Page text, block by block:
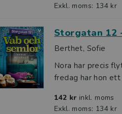
Exkl. moms: 134 kr
Storgatan 12
Berthet, Sofie
Nora har precis
fredag har hon
142 kr inkl. moms
Exkl. moms: 134 kr